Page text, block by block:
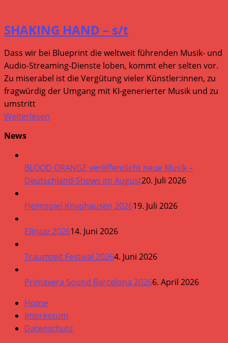
SHAKING HAND – s/t
Dass wir bei Blueprint die weltweit führenden Musik- und
Audio-Streaming-Dienste loben, kommt eher selten vor.
Zu miserabel ist die Vergütung vieler Künstler:innen, zu
fragwürdig der Umgang mit KI-generierter Musik und zu
umstritt
Weiterlesen
News
BLOOD ORANGE veröffentlicht neue Musik –
Deutschland-Shows im August20. Juli 2026
Heimspiel Knyphausen 202619. Juli 2026
Elbjazz 202614. Juni 2026
Traumzeit Festival 20264. Juni 2026
Primavera Sound Barcelona 20266. April 2026
Home
Impressum
Datenschutz